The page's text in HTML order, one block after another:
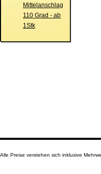
Mittelanschlag
110 Grad - ab
1Stk
Alle Preise verstehen sich inklusive